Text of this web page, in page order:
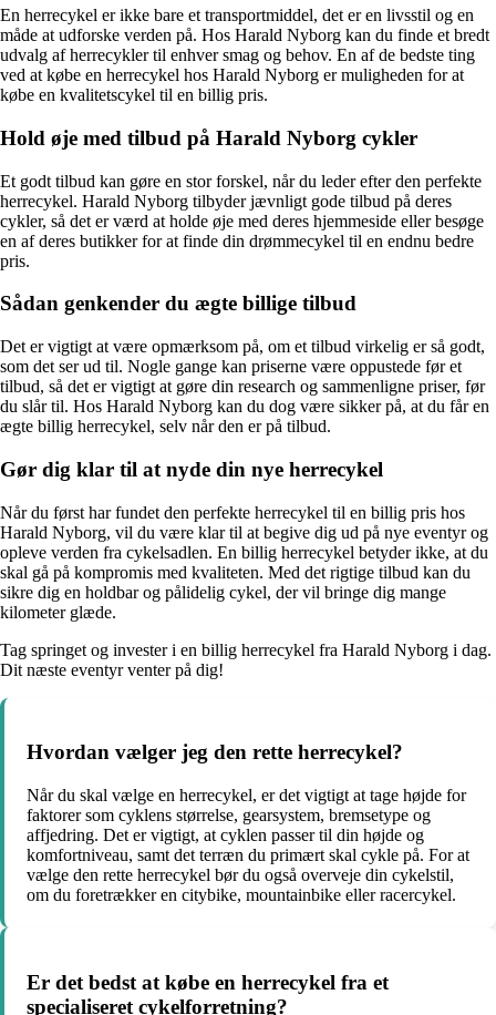
En herrecykel er ikke bare et transportmiddel, det er en livsstil og en
måde at udforske verden på. Hos Harald Nyborg kan du finde et bredt
udvalg af herrecykler til enhver smag og behov. En af de bedste ting
ved at købe en herrecykel hos Harald Nyborg er muligheden for at
købe en kvalitetscykel til en billig pris.
Hold øje med tilbud på Harald Nyborg cykler
Et godt tilbud kan gøre en stor forskel, når du leder efter den perfekte
herrecykel. Harald Nyborg tilbyder jævnligt gode tilbud på deres
cykler, så det er værd at holde øje med deres hjemmeside eller besøge
en af deres butikker for at finde din drømmecykel til en endnu bedre
pris.
Sådan genkender du ægte billige tilbud
Det er vigtigt at være opmærksom på, om et tilbud virkelig er så godt,
som det ser ud til. Nogle gange kan priserne være oppustede før et
tilbud, så det er vigtigt at gøre din research og sammenligne priser, før
du slår til. Hos Harald Nyborg kan du dog være sikker på, at du får en
ægte billig herrecykel, selv når den er på tilbud.
Gør dig klar til at nyde din nye herrecykel
Når du først har fundet den perfekte herrecykel til en billig pris hos
Harald Nyborg, vil du være klar til at begive dig ud på nye eventyr og
opleve verden fra cykelsadlen. En billig herrecykel betyder ikke, at du
skal gå på kompromis med kvaliteten. Med det rigtige tilbud kan du
sikre dig en holdbar og pålidelig cykel, der vil bringe dig mange
kilometer glæde.
Tag springet og invester i en billig herrecykel fra Harald Nyborg i dag.
Dit næste eventyr venter på dig!
Hvordan vælger jeg den rette herrecykel?
Når du skal vælge en herrecykel, er det vigtigt at tage højde for
faktorer som cyklens størrelse, gearsystem, bremsetype og
affjedring. Det er vigtigt, at cyklen passer til din højde og
komfortniveau, samt det terræn du primært skal cykle på. For at
vælge den rette herrecykel bør du også overveje din cykelstil,
om du foretrækker en citybike, mountainbike eller racercykel.
Er det bedst at købe en herrecykel fra et
specialiseret cykelforretning?